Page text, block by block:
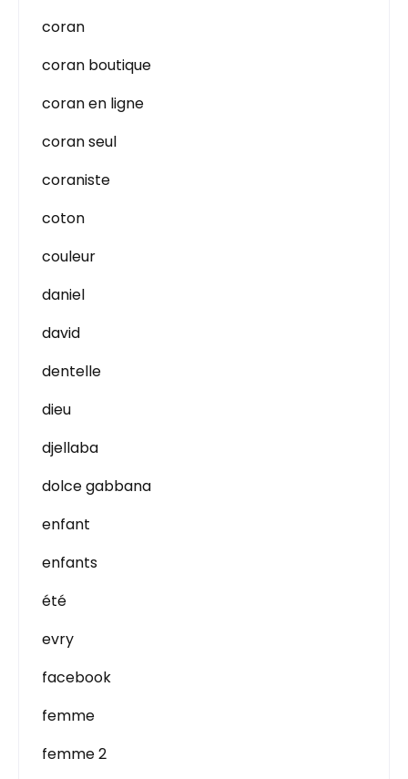
coran
coran boutique
coran en ligne
coran seul
coraniste
coton
couleur
daniel
david
dentelle
dieu
djellaba
dolce gabbana
enfant
enfants
été
evry
facebook
femme
femme 2